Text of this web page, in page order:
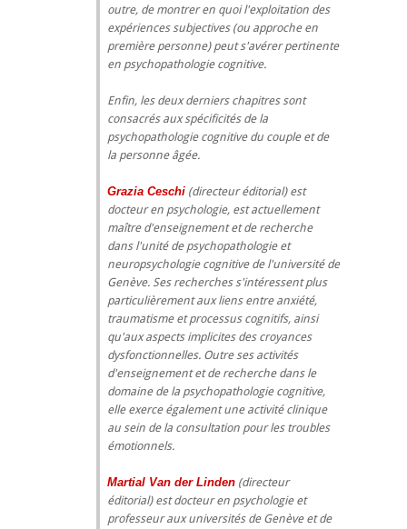
outre, de montrer en quoi l'exploitation des
expériences subjectives (ou approche en
première personne) peut s'avérer pertinente
en psychopathologie cognitive.
Enfin, les deux derniers chapitres sont
consacrés aux spécificités de la
psychopathologie cognitive du couple et de
la personne âgée.
Grazia Ceschi (directeur éditorial) est
docteur en psychologie, est actuellement
maître d'enseignement et de recherche
dans l'unité de psychopathologie et
neuropsychologie cognitive de l'université de
Genève. Ses recherches s'intéressent plus
particulièrement aux liens entre anxiété,
traumatisme et processus cognitifs, ainsi
qu'aux aspects implicites des croyances
dysfonctionnelles. Outre ses activités
d'enseignement et de recherche dans le
domaine de la psychopathologie cognitive,
elle exerce également une activité clinique
au sein de la consultation pour les troubles
émotionnels.
Martial Van der Linden (directeur
éditorial) est docteur en psychologie et
professeur aux universités de Genève et de